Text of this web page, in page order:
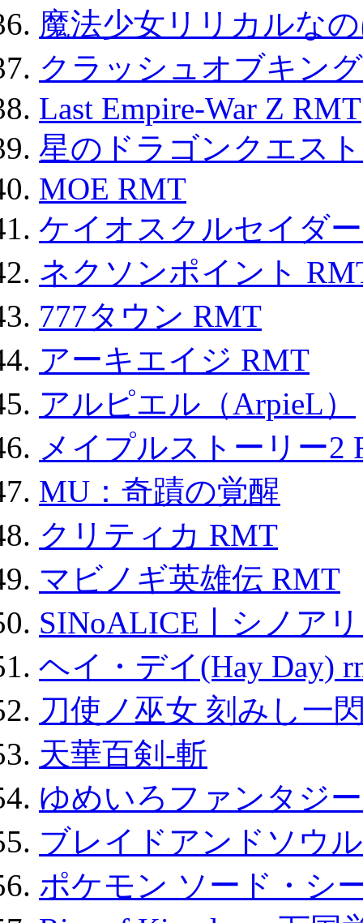
魔法少女リリカルな
クラッシュオブキン
Last Empire-War Z RMT
星のドラゴンクエス
MOE RMT
ケイオスクルセイダ
ネクソンポイント
777タウン RMT
アーキエイジ RMT
アルピエル（ArpieL）
メイプルストーリー2
MU：奇蹟の覚醒
クリティカ RMT
マビノギ英雄伝 RMT
SINoALICE丨シノア
ヘイ・デイ(Hay Day)
刀使ノ巫女 刻みし一
天華百剣-斬
ゆめいろファンタジ
ブレイドアンドソウ
ポケモン ソード・シ